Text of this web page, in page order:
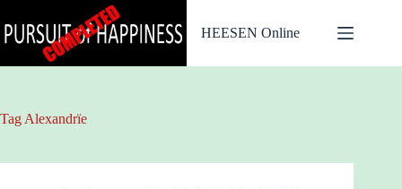
naar
de
HEESEN Online
Tag Alexandrïe